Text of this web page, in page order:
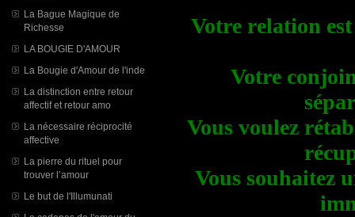
La Bague Magique de
Richesse
LA BOUGIE D'AMOUR
La Bougie d'Amour de l'inde
La distinction entre retour
affectif et retour amo
La nécessaire réciprocité
affective
La pierre du rituel pour
trouver l’amour
Le but de l'Illumunati
Votre relation
Votre
Vous voulez
Vous souhaitez